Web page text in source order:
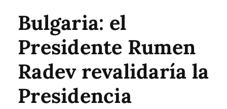
Bulgaria: el
Presidente Rumen
Radev revalidaría la
Presidencia